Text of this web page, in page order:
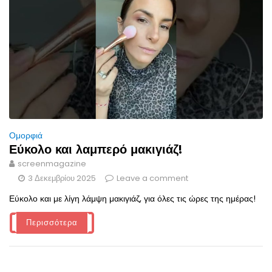
Ομορφιά
Εύκολο και λαμπερό μακιγιάζ!
screenmagazine
3 Δεκεμβρίου 2025
Leave a comment
Εύκολο και με λίγη λάμψη μακιγιάζ, για όλες τις ώρες της ημέρας!
Περισσότερα